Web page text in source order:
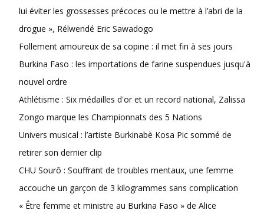
lui éviter les grossesses précoces ou le mettre à l’abri de la
drogue », Rélwendé Eric Sawadogo
Follement amoureux de sa copine : il met fin à ses jours
Burkina Faso : les importations de farine suspendues jusqu'à
nouvel ordre
Athlétisme : Six médailles d'or et un record national, Zalissa
Zongo marque les Championnats des 5 Nations
Univers musical : l’artiste Burkinabè Kosa Pic sommé de
retirer son dernier clip
CHU Sourô : Souffrant de troubles mentaux, une femme
accouche un garçon de 3 kilogrammes sans complication
« Être femme et ministre au Burkina Faso » de Alice